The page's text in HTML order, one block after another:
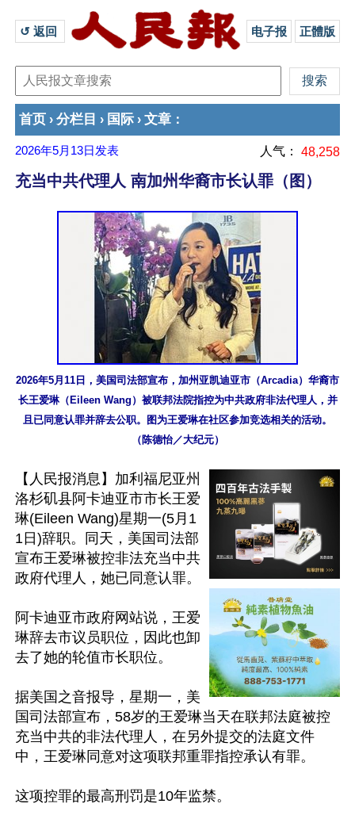
↺ 返回 电子报 正體版
首页 › 分栏目 › 国际 › 文章 ：
2026年5月13日 发表 人气： 48,258
充当中共代理人 南加州华裔市长认罪（图）
2026年5月11日，美国司法部宣布，加州亚凯迪亚市（Arcadia）华裔市
长王爱琳（Eileen Wang）被联邦法院指控为中共政府非法代理人，并
且已同意认罪并辞去公职。图为王爱琳在社区参加竞选相关的活动。
（陈德怡／大纪元）
【人民报消息】加利福尼亚州
洛杉矶县阿卡迪亚市市长王爱
琳(Eileen Wang)星期一(5月1
1日)辞职。同天，美国司法部
宣布王爱琳被控非法充当中共
政府代理人，她已同意认罪。
阿卡迪亚市政府网站说，王爱
琳辞去市议员职位，因此也卸
去了她的轮值市长职位。
据美国之音报导，星期一，美
国司法部宣布，58岁的王爱琳当天在联邦法庭被控
充当中共的非法代理人，在另外提交的法庭文件
中，王爱琳同意对这项联邦重罪指控承认有罪。
这项控罪的最高刑罚是10年监禁。